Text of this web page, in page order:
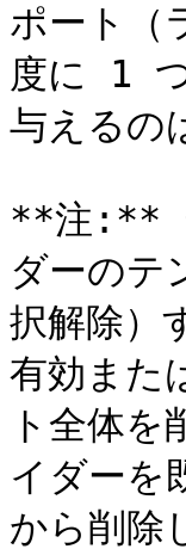
ポート（
度に 1
与えるの
**注:**
ダーのテ
択解除）
有効また
ト全体
イダーを
から削除